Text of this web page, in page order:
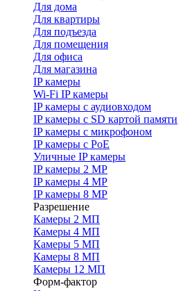
Для дома
Для квартиры
Для подъезда
Для помещения
Для офиса
Для магазина
IP камеры
Wi-Fi IP камеры
IP камеры с аудиовходом
IP камеры с SD картой памяти
IP камеры с микрофоном
IP камеры с PoE
Уличные IP камеры
IP камеры 2 MP
IP камеры 4 MP
IP камеры 8 MP
Разрешение
Камеры 2 МП
Камеры 4 МП
Камеры 5 МП
Камеры 8 МП
Камеры 12 МП
Форм-фактор